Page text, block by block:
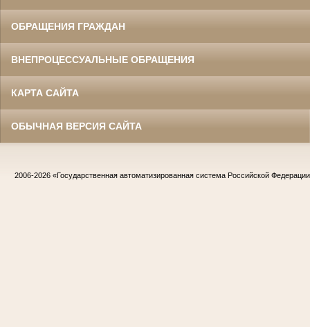
ОБРАЩЕНИЯ ГРАЖДАН
ВНЕПРОЦЕССУАЛЬНЫЕ ОБРАЩЕНИЯ
КАРТА САЙТА
ОБЫЧНАЯ ВЕРСИЯ САЙТА
2006-2026 «Государственная автоматизированная система Российской